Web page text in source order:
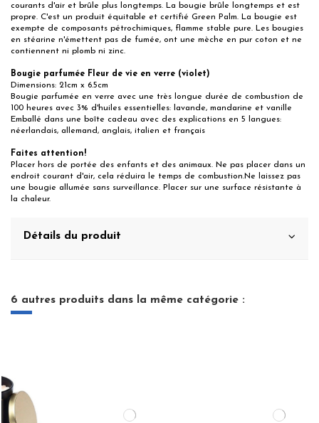
courants d'air et brûle plus longtemps. La bougie brûle longtemps et est
propre. C'est un produit équitable et certifié Green Palm. La bougie est
exempte de composants pétrochimiques, flamme stable pure. Les bougies
en stéarine n'émettent pas de fumée, ont une mèche en pur coton et ne
contiennent ni plomb ni zinc.
Bougie parfumée Fleur de vie en verre (violet)
Dimensions: 21cm x 6.5cm
Bougie parfumée en verre avec une très longue durée de combustion de
100 heures avec 3% d'huiles essentielles: lavande, mandarine et vanille
Emballé dans une boîte cadeau avec des explications en 5 langues:
néerlandais, allemand, anglais, italien et français
Faites attention!
Placer hors de portée des enfants et des animaux. Ne pas placer dans un
endroit courant d'air, cela réduira le temps de combustion.Ne laissez pas
une bougie allumée sans surveillance. Placer sur une surface résistante à
la chaleur.
Détails du produit
6 autres produits dans la même catégorie :